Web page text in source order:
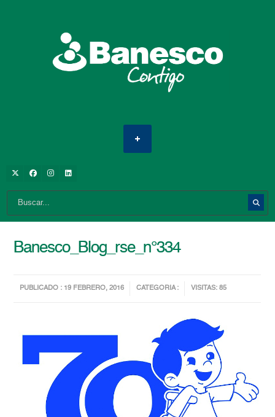
Banesco_Blog_rse_n°334
PUBLICADO : 19 FEBRERO, 2016 CATEGORIA : VISITAS: 85